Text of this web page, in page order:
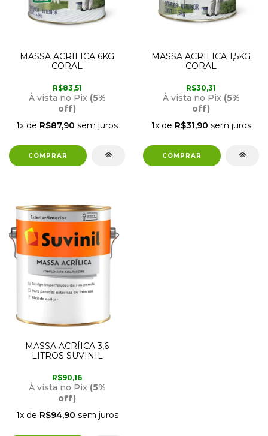
MASSA ACRILICA 6KG
CORAL
R$83,51
À vista no Pix (5%
off)
1x de R$87,90 sem juros
MASSA ACRÍLICA 1,5KG
CORAL
R$30,31
À vista no Pix (5%
off)
1x de R$31,90 sem juros
MASSA ACRÍICA 3,6
LITROS SUVINIL
R$90,16
À vista no Pix (5%
off)
1x de R$94,90 sem juros